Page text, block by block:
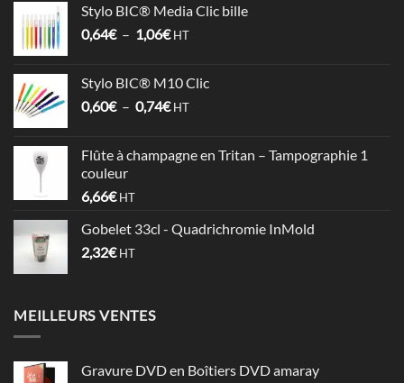
3,58€
à
Stylo BIC® Media Clic bille
0,64€ – 1,06€Plage
0,64€
à
HT
Stylo BIC® M10 Clic
0,60€ – 0,74€Plage
0,60€
HT
Flûte à champagne en Tritan – Tampographie 1
couleur
6,66€ HT
Gobelet 33cl - Quadrichromie InMold
2,32€ HT
MEILLEURS VENTES
Gravure DVD en Boîtiers DVD amaray